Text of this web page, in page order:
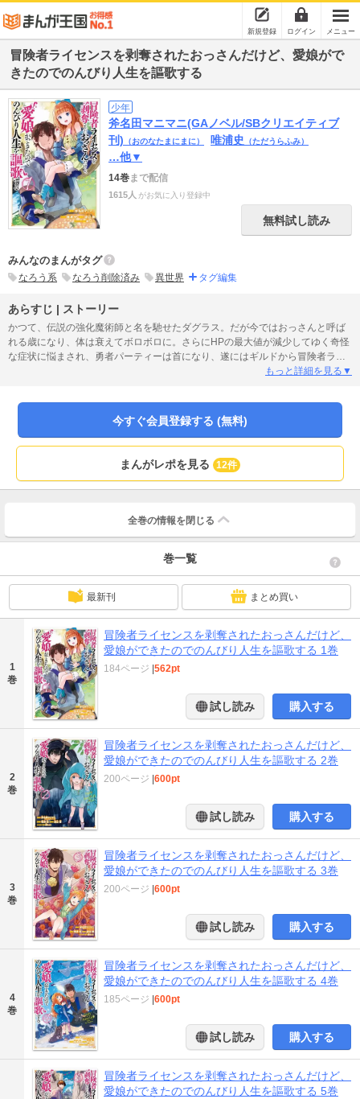
新規登録 ログイン メニュー
冒険者ライセンスを剥奪されたおっさんだけど、愛娘がで
きたのでのんびり人生を謳歌する
少年
斧名田マニマニ(GAノベル/SBクリエイティブ
刊) （おのなたまにまに） 唯浦史 （ただうらふみ）
…他▼
14巻まで配信
1615人 がお気に入り登録中
無料試し読み
みんなのまんがタグ
なろう系 なろう削除済み 異世界 タグ編集
あらすじ | ストーリー
かつて、伝説の強化魔術師と名を馳せたダグラス。だが今ではおっさんと呼ば
れる歳になり、体は衰えてボロボロに。さらにHPの最大値が減少してゆく奇怪
な症状に悩まされ、勇者パーティーは首になり、遂にはギルドから冒険者ライ
センスを剥奪される事態に…。こうして、一人当てのない旅をすることになっ
会いと旅が始まる第1巻!!
もっと詳細を見る▼
今すぐ会員登録する (無料)
まんがレポを見る 12件
全巻の情報を 閉じる
巻一覧
最新刊 まとめ買い
1
巻
冒険者ライセンスを剥奪されたおっさんだけど、
愛娘ができたのでのんびり人生を謳歌する 1巻
184ページ 562pt
試し読み 購入する
2
巻
冒険者ライセンスを剥奪されたおっさんだけど、
愛娘ができたのでのんびり人生を謳歌する 2巻
200ページ 600pt
試し読み 購入する
3
巻
冒険者ライセンスを剥奪されたおっさんだけど、
愛娘ができたのでのんびり人生を謳歌する 3巻
200ページ 600pt
試し読み 購入する
4
巻
冒険者ライセンスを剥奪されたおっさんだけど、
愛娘ができたのでのんびり人生を謳歌する 4巻
185ページ 600pt
試し読み 購入する
冒険者ライセンスを剥奪されたおっさんだけど、
愛娘ができたのでのんびり人生を謳歌する 5巻